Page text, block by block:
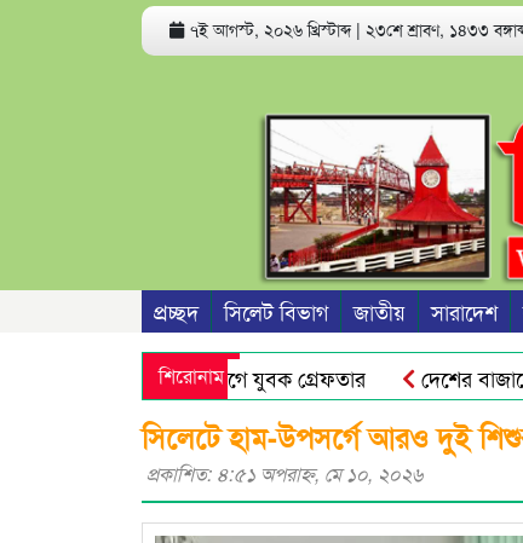
৭ই আগস্ট, ২০২৬ খ্রিস্টাব্দ | ২৩শে শ্রাবণ, ১৪৩৩
প্রচ্ছদ সিলেট বিভাগ জাতীয় সারাদেশ
শিরোনাম
ও ধর্ষণের অভিযোগে যুবক গ্রেফতার দেশের বাজারে
প্রভাষক পরিচয়ে খাতা মূল্যায়ন, আসলে
সিলেটে হাম-উপসর্গে আরও দুই
প্রকাশিত: ৪:৫১ অপরাহ্ণ, মে ১০, ২০২৬